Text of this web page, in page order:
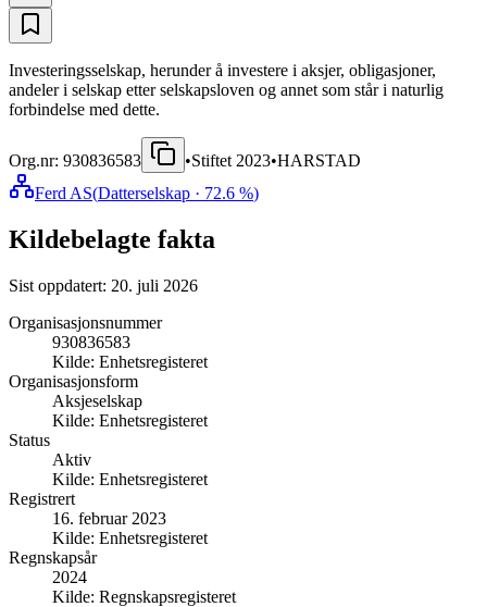
Investeringsselskap, herunder å investere i aksjer, obligasjoner,
andeler i selskap etter selskapsloven og annet som står i naturlig
forbindelse med dette.
Org.nr: 930836583 •Stiftet 2023•HARSTAD
Ferd AS(Datterselskap · 72.6 %)
Kildebelagte fakta
Sist oppdatert: 20. juli 2026
Organisasjonsnummer
930836583
Kilde: Enhetsregisteret
Organisasjonsform
Aksjeselskap
Kilde: Enhetsregisteret
Status
Aktiv
Kilde: Enhetsregisteret
Registrert
16. februar 2023
Kilde: Enhetsregisteret
Regnskapsår
2024
Kilde: Regnskapsregisteret